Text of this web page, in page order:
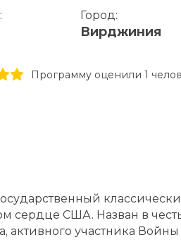
Город:
Вирджиния
5 stars
4 stars
stars
Программу оценили 1
сердце США. Назван в
участника Войны